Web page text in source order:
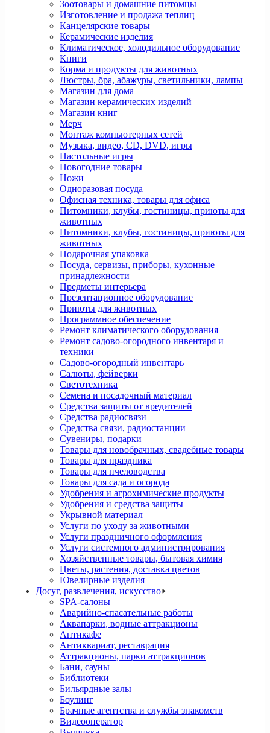
Зоотовары и домашние питомцы
Изготовление и продажа теплиц
Канцелярские товары
Керамические изделия
Климатическое, холодильное оборудование
Книги
Корма и продукты для животных
Люстры, бра, абажуры, светильники, лампы
Магазин для дома
Магазин керамических изделий
Магазин книг
Мерч
Монтаж компьютерных сетей
Музыка, видео, CD, DVD, игры
Настольные игры
Новогодние товары
Ножи
Одноразовая посуда
Офисная техника, товары для офиса
Питомники, клубы, гостиницы, приюты для
животных
Питомники, клубы, гостиницы, приюты для
животных
Подарочная упаковка
Посуда, сервизы, приборы, кухонные
принадлежности
Предметы интерьера
Презентационное оборудование
Приюты для животных
Программное обеспечение
Ремонт климатического оборудования
Ремонт садово-огородного инвентаря и
техники
Садово-огородный инвентарь
Салюты, фейверки
Светотехника
Семена и посадочный материал
Средства защиты от вредителей
Средства радиосвязи
Средства связи, радиостанции
Сувениры, подарки
Товары для новобрачных, свадебные товары
Товары для праздника
Товары для пчеловодства
Товары для сада и огорода
Удобрения и агрохимические продукты
Удобрения и средства защиты
Укрывной материал
Услуги по уходу за животными
Услуги праздничного оформления
Услуги системного администрирования
Хозяйственные товары, бытовая химия
Цветы, растения, доставка цветов
Ювелирные изделия
Досуг, развлечения, искусство
SPA-салоны
Аварийно-спасательные работы
Аквапарки, водные аттракционы
Антикафе
Антиквариат, реставрация
Аттракционы, парки аттракционов
Бани, сауны
Библиотеки
Бильярдные залы
Боулинг
Брачные агентства и службы знакомств
Видеооператор